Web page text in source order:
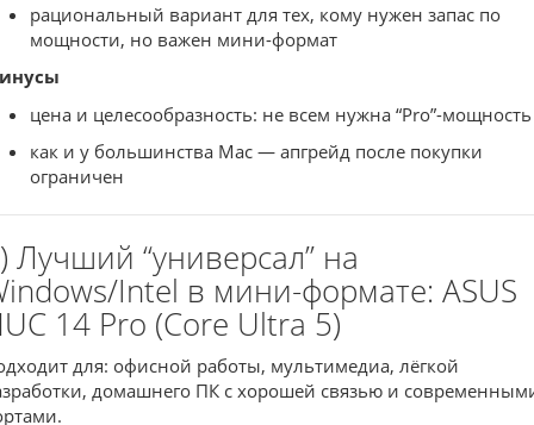
рациональный вариант для тех, кому нужен запас по
мощности, но важен мини-формат
цена и целесообразность: не всем нужна “Pro”-мощность
как и у большинства Mac — апгрейд после покупки
ограничен
Лучший “универсал” на
Intel в мини-формате: ASUS
14 Pro (Core Ultra 5)
для: офисной работы, мультимедиа, лёгкой
домашнего ПК с хорошей связью и